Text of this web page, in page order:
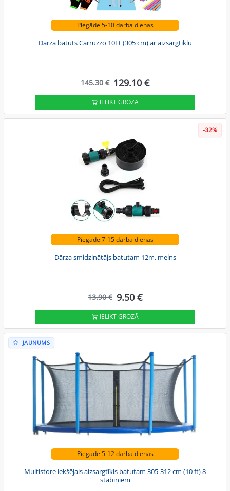
Piegāde 5-10 darba dienas
Dārza batuts Carruzzo 10Ft (305 cm) ar aizsargtīklu
145.30 € 129.10 €
IELIKT GROZĀ
-32%
Piegāde 7-15 darba dienas
Dārza smidzinātājs batutam 12m, melns
13.90 € 9.50 €
IELIKT GROZĀ
JAUNUMS
Piegāde 5-12 darba dienas
Multistore iekšējais aizsargtīkls batutam 305-312 cm (10 ft) 8
stabiņiem